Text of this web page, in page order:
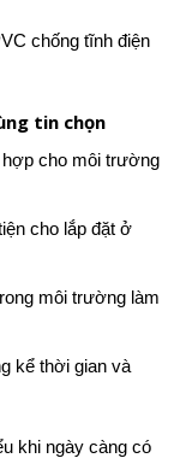
chống tĩnh điện
tin chọn
cho môi trường
cho lắp đặt ở
môi trường làm
kể thời gian và
khi ngày càng có